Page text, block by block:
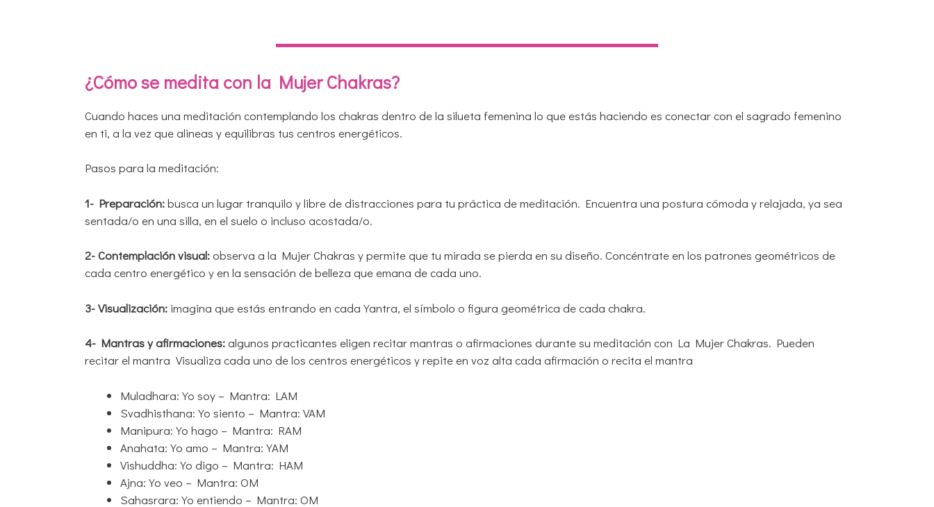
¿Cómo se medita con la Mujer Chakras?
Cuando haces una meditación contemplando los chakras dentro de la silueta femenina lo que estás haciendo es conectar con el sagrado femenino
en ti, a la vez que alineas y equilibras tus centros energéticos.
Pasos para la meditación:
1- Preparación:busca un lugar tranquilo y libre de distracciones para tu práctica de meditación. Encuentra una postura cómoda y relajada, ya sea
sentada/o en una silla, en el suelo o incluso acostada/o.
2- Contemplación visual: observa a la Mujer Chakras y permite que tu mirada se pierda en su diseño. Concéntrate en los patrones geométricos de
cada centro energético y en la sensación de belleza que emana de cada uno.
3- Visualización: imagina que estás entrando en cada Yantra, el símbolo o figura geométrica de cada chakra.
4- Mantras y afirmaciones: algunos practicantes eligen recitar mantras o afirmaciones durante su meditación con La Mujer Chakras. Pueden
recitar el mantra Visualiza cada uno de los centros energéticos y repite en voz alta cada afirmación o recita el mantra
Muladhara: Yo soy – Mantra: LAM
Svadhisthana: Yo siento – Mantra: VAM
Manipura: Yo hago – Mantra: RAM
Anahata: Yo amo – Mantra: YAM
Vishuddha: Yo digo – Mantra: HAM
Ajna: Yo veo – Mantra: OM
Sahasrara: Yo entiendo – Mantra: OM